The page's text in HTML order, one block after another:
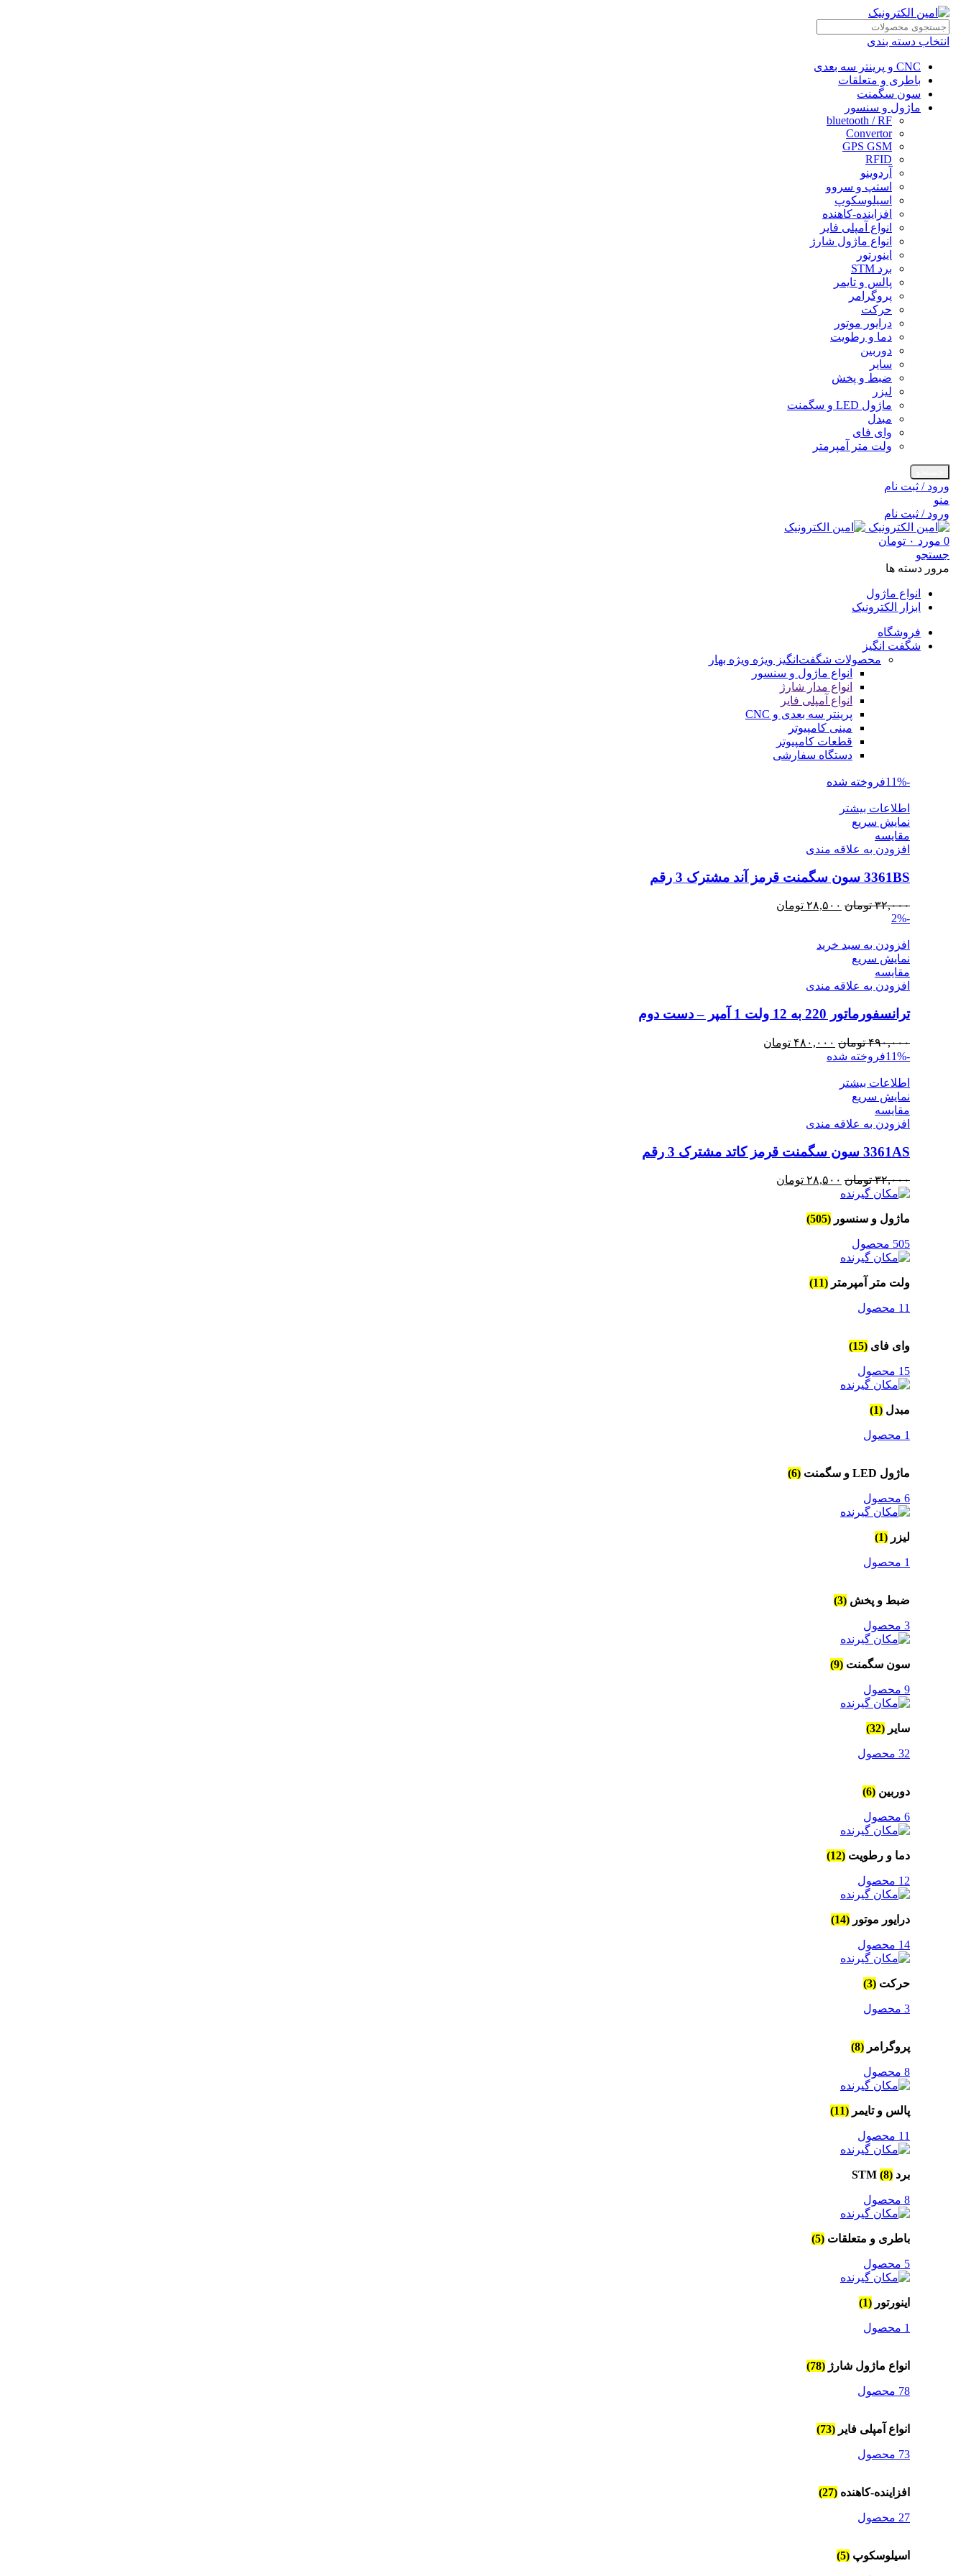
انتخاب دسته بندی
CNC و پرینتر سه بعدی
باطری و متعلقات
سون سگمنت
ماژول و سنسور
bluetooth / RF
Convertor
GPS GSM
RFID
آردوینو
استپ و سروو
اسیلوسکوپ
افزاینده-کاهنده
انواع آمپلی فایر
انواع ماژول شارژ
اینورتور
برد STM
پالس و تایمر
پروگرامر
حرکت
درایور موتور
دما و رطویت
دوربین
سایر
ضبط و پخش
لیزر
ماژول LED و سگمنت
مبدل
وای فای
ولت متر آمپرمتر
ورود / ثبت نام
منو
ورود / ثبت نام
0 مورد ۰ تومان
جستجو
مرور دسته ها
انواع ماژول
ابزار الکترونیک
فروشگاه
شگفت انگیز
محصولات شگفت‌انگیز ویژه ویژه بهار
انواع ماژول و سنسور
انواع مدار شارژ
انواع آمپلی فایر
پرینتر سه بعدی و CNC
مینی کامپیوتر
قطعات کامپیوتر
دستگاه سفارشی
-11% فروخته شده
اطلاعات بیشتر
نمایش سریع
مقايسه
افزودن به علاقه مندی
3361BS سون سگمنت قرمز آند مشترک 3 رقم
۳۲,۰۰۰ تومان قیمت
بود.
۲۸,۵۰۰ تومان
-2%
افزودن به سبد خرید
نمایش سریع
مقايسه
افزودن به علاقه مندی
ترانسفورماتور 220 به 12 ولت 1 آمپر – دست دوم
۴۹۰,۰۰۰ تومان قیمت
اصلی
۴۸۰,۰۰۰ تومان
-11% فروخته شده
اطلاعات بیشتر
نمایش سریع
مقايسه
افزودن به علاقه مندی
3361AS سون سگمنت قرمز کاتد مشترک 3 رقم
۳۲,۰۰۰ تومان قیمت
اصلی
بود.
۲۸,۵۰۰ تومان
ماژول و سنسور (505)
505 محصول
ولت متر آمپرمتر (11)
11 محصول
وای فای (15)
15 محصول
مبدل (1)
1 محصول
ماژول LED و سگمنت (6)
6 محصول
لیزر (1)
1 محصول
ضبط و پخش (3)
3 محصول
سون سگمنت (9)
9 محصول
سایر (32)
32 محصول
دوربین (6)
6 محصول
دما و رطویت (12)
12 محصول
درایور موتور (14)
14 محصول
حرکت (3)
3 محصول
پروگرامر (8)
8 محصول
پالس و تایمر (11)
11 محصول
برد STM (8)
8 محصول
باطری و متعلقات (5)
5 محصول
اینورتور (1)
1 محصول
انواع ماژول شارژ (78)
78 محصول
انواع آمپلی فایر (73)
73 محصول
افزاینده-کاهنده (27)
27 محصول
اسیلوسکوپ (5)